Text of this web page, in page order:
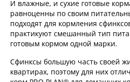
И влажные, и сухие готовые
равноценны по своим
подходят для кормления
практикуют смешанный тип
готовым кормом одной марки.
Сфинксы большую часть своей
квартирах, поэтому для них